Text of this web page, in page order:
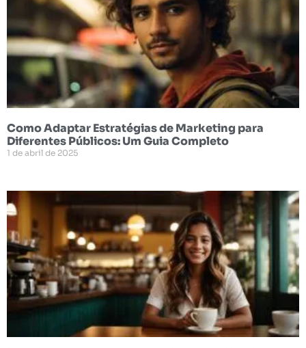
Como Adaptar Estratégias de Marketing para
Diferentes Públicos: Um Guia Completo
1 de abril de 2025